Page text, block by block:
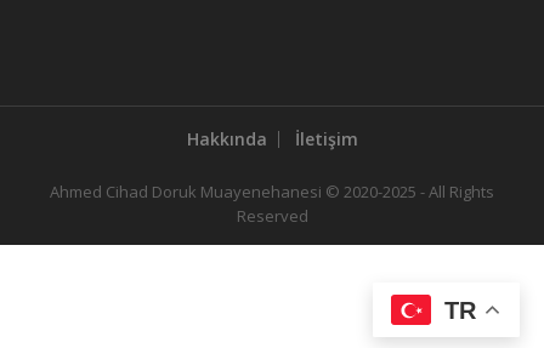
Hakkında İletişim
Ahmed Cihad Doruk Muayenehanesi © 2020-2025 - All Rights
Reserved
TR